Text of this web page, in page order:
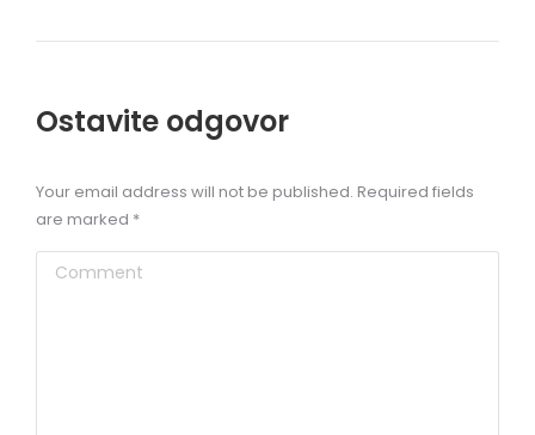
Ostavite odgovor
Your email address will not be published. Required fields
are marked *
Comment